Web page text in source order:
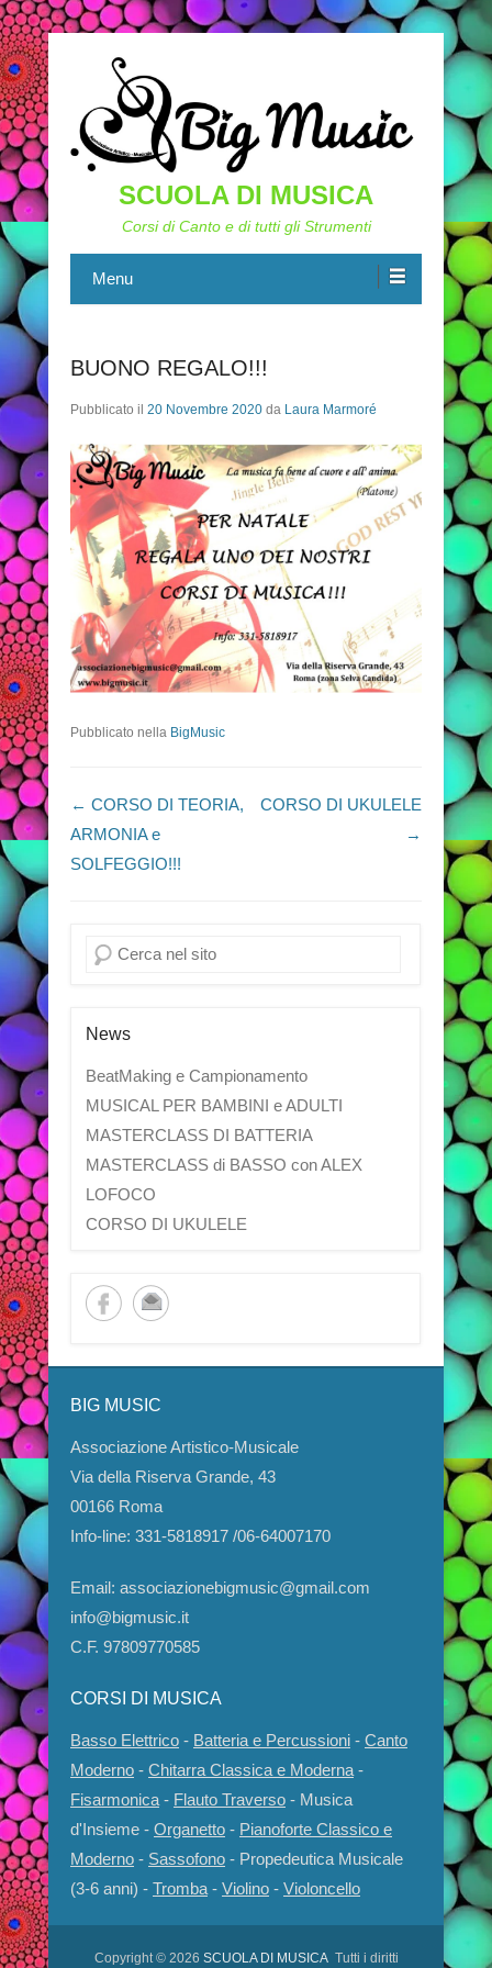
SCUOLA DI MUSICA
Corsi di Canto e di tutti gli Strumenti
Menu
BUONO REGALO!!!
Pubblicato il 20 Novembre 2020 da Laura Marmoré
Pubblicato nella BigMusic
Navigazione articoli
← CORSO DI TEORIA,
ARMONIA e
SOLFEGGIO!!!
CORSO DI UKULELE
→
Cerca
News
BeatMaking e Campionamento
MUSICAL PER BAMBINI e ADULTI
MASTERCLASS DI BATTERIA
MASTERCLASS di BASSO con ALEX
LOFOCO
CORSO DI UKULELE
BIG MUSIC
Associazione Artistico-Musicale
Via della Riserva Grande, 43
00166 Roma
Info-line: 331-5818917 /06-64007170
Email: associazionebigmusic@gmail.com
info@bigmusic.it
C.F. 97809770585
CORSI DI MUSICA
Basso Elettrico - Batteria e Percussioni - Canto
Moderno - Chitarra Classica e Moderna -
Fisarmonica - Flauto Traverso - Musica
d'Insieme - Organetto - Pianoforte Classico e
Moderno - Sassofono - Propedeutica Musicale
(3-6 anni) - Tromba - Violino - Violoncello
Copyright © 2026 SCUOLA DI MUSICATutti i diritti